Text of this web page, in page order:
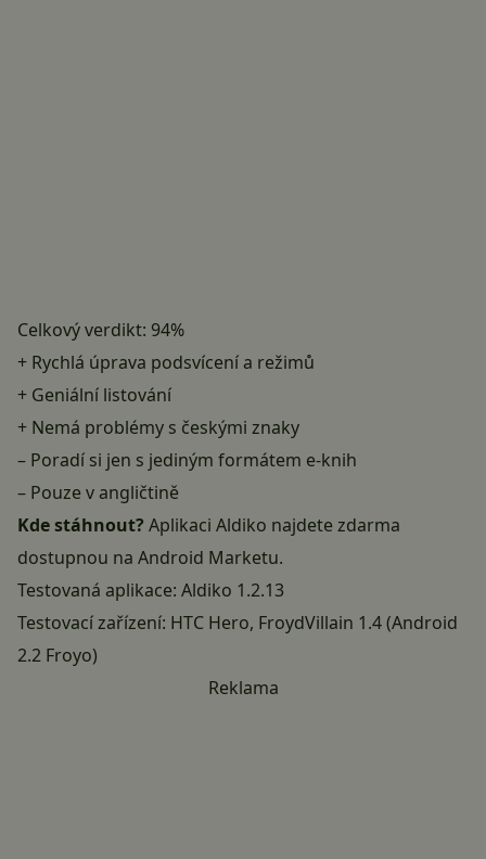
Celkový verdikt: 94%
+ Rychlá úprava podsvícení a režimů
+ Geniální listování
+ Nemá problémy s českými znaky
– Poradí si jen s jediným formátem e-knih
– Pouze v angličtině
Kde stáhnout? Aplikaci Aldiko najdete zdarma
dostupnou na Android Marketu.
Testovaná aplikace: Aldiko 1.2.13
Testovací zařízení: HTC Hero, FroydVillain 1.4 (Android
2.2 Froyo)
Reklama